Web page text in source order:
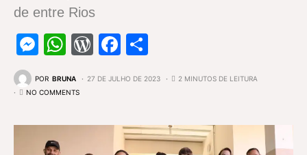
de entre Rios
Messenger
WhatsApp
WordPress
Facebook
POR BRUNA 27 DE JULHO DE 2023
2 MINUTOS DE LEITURA
NO COMMENTS